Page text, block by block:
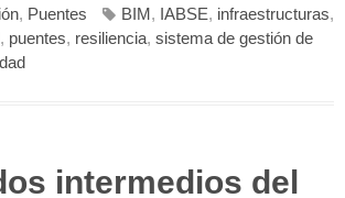
, Puentes BIM , IABSE, infraestructuras,
, puentes, resiliencia, sistema de gestión de
intermedios del